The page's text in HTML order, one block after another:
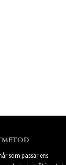
som passar ens